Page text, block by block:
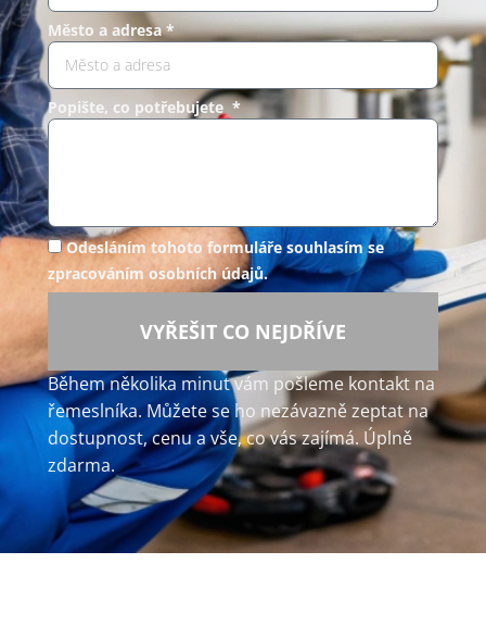
Město a adresa *
Popište, co potřebujete *
Odesláním tohoto formuláře souhlasím se
zpracováním osobních údajů.
VYŘEŠIT CO NEJDŘÍVE
Během několika minut vám pošleme kontakt na
řemeslníka. Můžete se ho nezávazně zeptat na
dostupnost, cenu a vše, co vás zajímá. Úplně
zdarma.